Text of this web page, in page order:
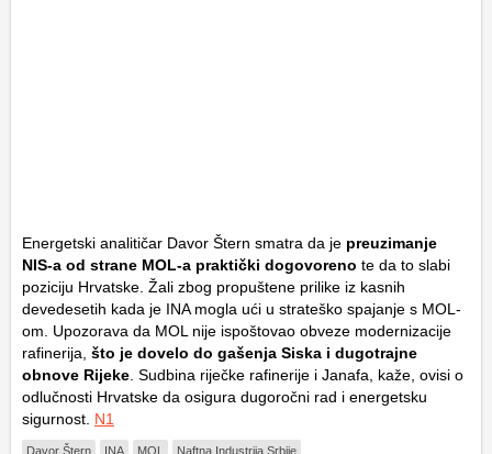
Energetski analitičar Davor Štern smatra da je preuzimanje
NIS-a od strane MOL-a praktički dogovoreno te da to slabi
poziciju Hrvatske. Žali zbog propuštene prilike iz kasnih
devedesetih kada je INA mogla ući u strateško spajanje s MOL-
om. Upozorava da MOL nije ispoštovao obveze modernizacije
rafinerija, što je dovelo do gašenja Siska i dugotrajne
obnove Rijeke . Sudbina riječke rafinerije i Janafa, kaže, ovisi o
odlučnosti Hrvatske da osigura dugoročni rad i energetsku
sigurnost. N1
Davor Štern INA MOL Naftna Industrija Srbije